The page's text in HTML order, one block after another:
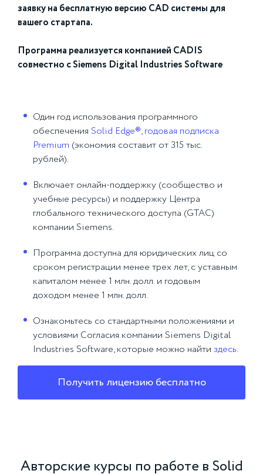
заявку на бесплатную версию CAD системы для
вашего стартапа.
Программа реализуется компанией CADIS
совместно с Siemens Digital Industries Software
Один год использования программного
обеспечения Solid Edge®, годовая подписка
Premium (экономия составит от 315 тыс.
рублей).
Включает онлайн-поддержку (сообщество и
учебные ресурсы) и поддержку Центра
глобального технического доступа (GTAC)
компании Siemens.
Программа доступна для юридических лиц со
сроком регистрации менее трех лет, с уставным
капиталом менее 1 млн. долл. и годовым
доходом менее 1 млн. долл.
Ознакомьтесь со стандартными положениями и
условиями Согласия компании Siemens Digital
Industries Software, которые можно найти здесь.
Получить лицензию бесплатно
Авторские курсы по работе в Solid